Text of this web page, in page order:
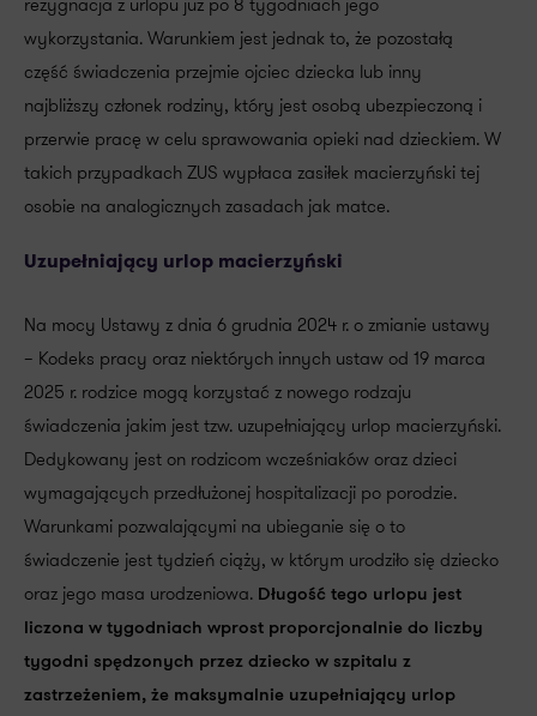
wykorzystania. Warunkiem jest jednak to, że pozostałą
część świadczenia przejmie ojciec dziecka lub inny
najbliższy członek rodziny, który jest osobą ubezpieczoną i
przerwie pracę w celu sprawowania opieki nad dzieckiem. W
takich przypadkach ZUS wypłaca zasiłek macierzyński tej
osobie na analogicznych zasadach jak matce.
Uzupełniający urlop macierzyński
Na mocy Ustawy z dnia 6 grudnia 2024 r. o zmianie ustawy
– Kodeks pracy oraz niektórych innych ustaw od 19 marca
2025 r. rodzice mogą korzystać z nowego rodzaju
świadczenia jakim jest tzw. uzupełniający urlop macierzyński.
Dedykowany jest on rodzicom wcześniaków oraz dzieci
wymagających przedłużonej hospitalizacji po porodzie.
Warunkami pozwalającymi na ubieganie się o to
świadczenie jest tydzień ciąży, w którym urodziło się dziecko
oraz jego masa urodzeniowa. Długość tego urlopu jest
liczona w tygodniach wprost proporcjonalnie do liczby
tygodni spędzonych przez dziecko w szpitalu z
zastrzeżeniem, że maksymalnie uzupełniający urlop